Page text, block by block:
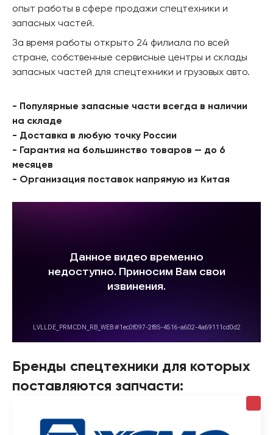
опыт работы в сфере продажи спецтехники и
запасных частей.
За время работы открыто 24 филиала по всей
стране, собственные сервисные центры и склады
запасных частей для спецтехники и грузовых авто.
- Популярные запасные части всегда в наличии
на складе
- Доставка в любую точку России
- Гарантия на большинство товаров — до 6
месяцев
- Организация поставок напрямую из Китая
Бренды спецтехники для которых
поставляются запчасти: